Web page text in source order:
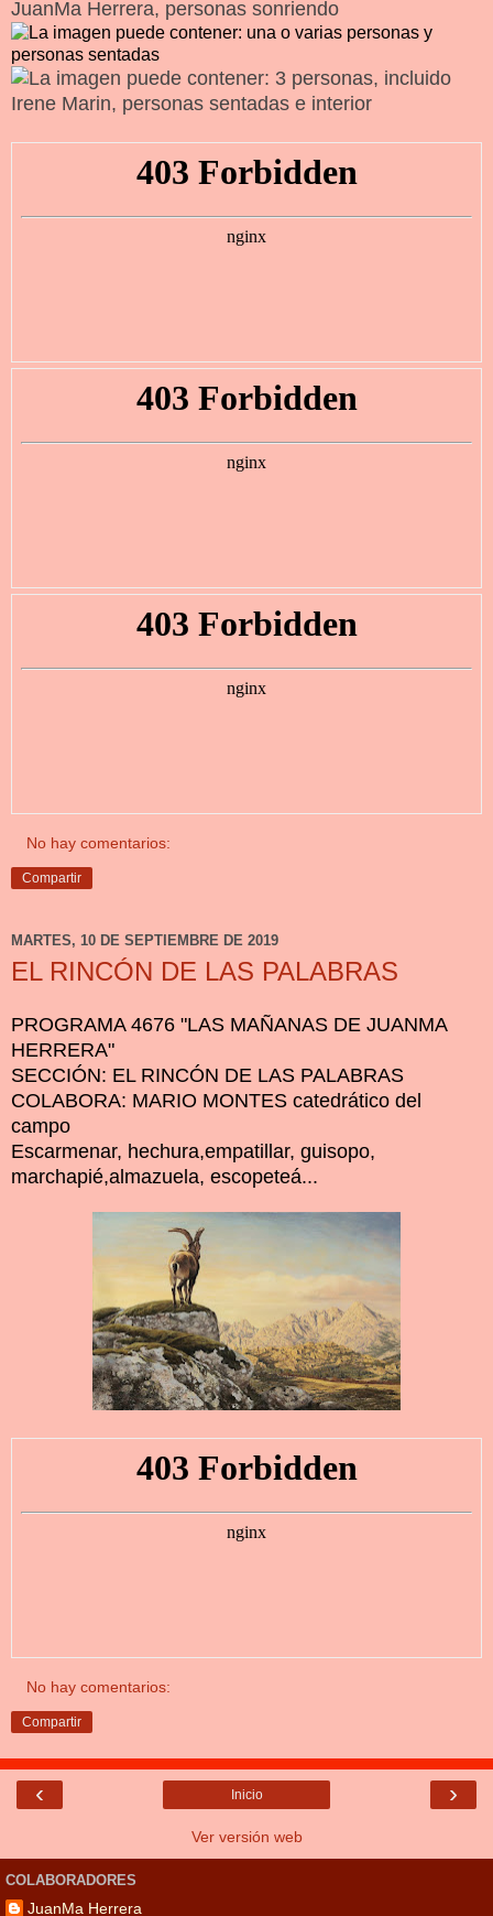
No hay comentarios:
Compartir
MARTES, 10 DE SEPTIEMBRE DE 2019
EL RINCÓN DE LAS PALABRAS
PROGRAMA 4676 "LAS MAÑANAS DE JUANMA
HERRERA"
SECCIÓN: EL RINCÓN DE LAS PALABRAS
COLABORA: MARIO MONTES catedrático del
campo
Escarmenar, hechura,empatillar, guisopo,
marchapié,almazuela, escopeteá...
No hay comentarios:
Compartir
‹ ›
Inicio
Ver versión web
COLABORADORES
JuanMa Herrera